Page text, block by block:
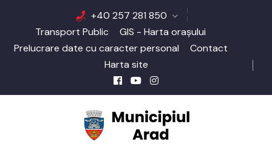
+40 257 281 850
Transport Public
GIS - Harta orașului
Prelucrare date cu caracter personal
Contact
Harta site